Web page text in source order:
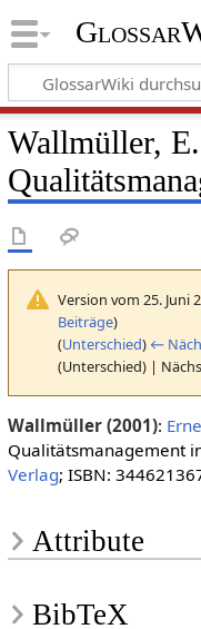
Wallmüller,
Version vom 25. Juni
Beiträge)
(Unterschied) ←
(Unterschied) |
Wallmüller (2001):
Qualitätsmanagement
Verlag; ISBN:
Attribute
BibTeX